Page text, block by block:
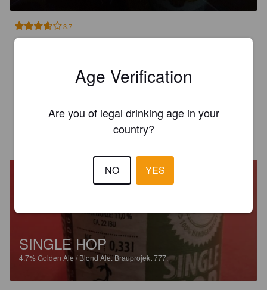
3.7
Schmeckt ordentlich getreidig 👍🏽
BRAUMEISTER
SINGLE HOP
4.7%Golden Ale / Blond Ale. Brauprojekt 777.
Age Verification
Are you of legal drinking age in your
country?
NO YES